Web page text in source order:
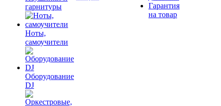
гарнитуры
Ноты,
самоучители
Оборудование
DJ
Гарантия
на товар